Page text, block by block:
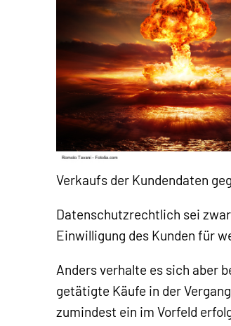
Verkaufs der Kundendaten
Datenschutzrechtlich sei
Einwilligung des Kunden für
Anders verhalte es sich aber
getätigte Käufe in der
zumindest ein im Vorfeld